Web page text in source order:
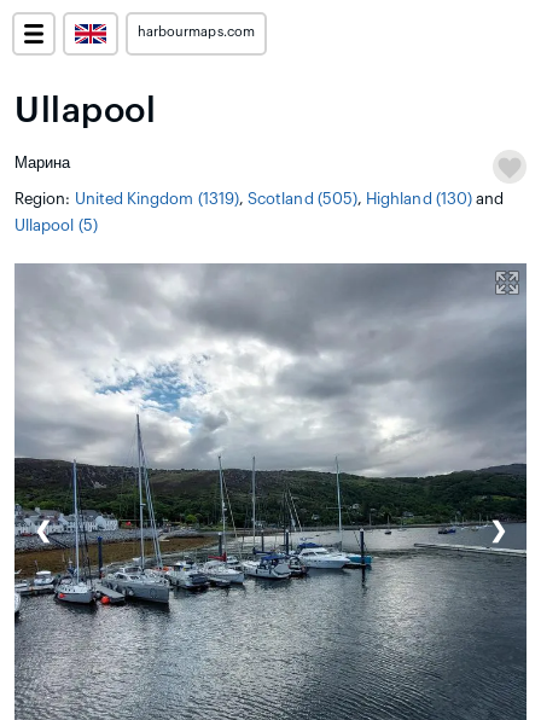
harbourmaps.com
Ullapool
Марина
Region: United Kingdom (1319),Scotland (505), Highland (130) and
Ullapool (5)
❮ ❯